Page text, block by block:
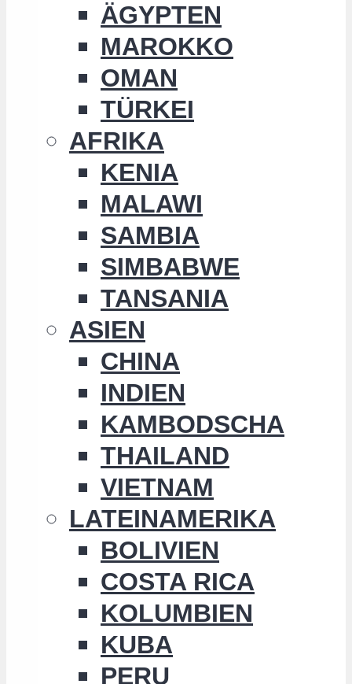
ÄGYPTEN
MAROKKO
OMAN
TÜRKEI
AFRIKA
KENIA
MALAWI
SAMBIA
SIMBABWE
TANSANIA
ASIEN
CHINA
INDIEN
KAMBODSCHA
THAILAND
VIETNAM
LATEINAMERIKA
BOLIVIEN
COSTA RICA
KOLUMBIEN
KUBA
PERU